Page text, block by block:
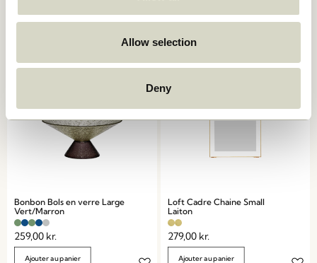
Allow selection
Deny
Bonbon Bols en verre Large
Vert/Marron
259,00 kr.
Ajouter au panier
Loft Cadre Chaine Small
Laiton
279,00 kr.
Ajouter au panier